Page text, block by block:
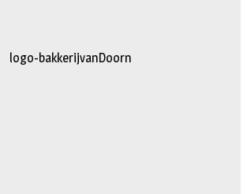
logo-bakkerijvanDoorn